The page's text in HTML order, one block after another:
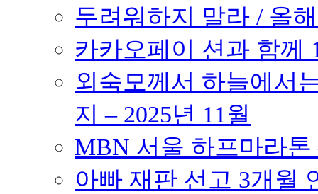
두려워하지 말라 / 올
카카오페이 션과 함께
외숙모께서 하늘에서
지 – 2025년 11월
MBN 서울 하프마라톤
아빠 재판 선고 3개월